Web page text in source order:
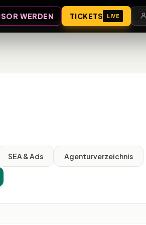
WERDEN TICKETS LIVE
SEA & Ads Agenturverzeichnis